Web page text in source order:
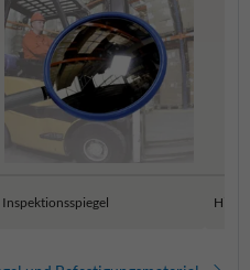
Inspektionsspiegel